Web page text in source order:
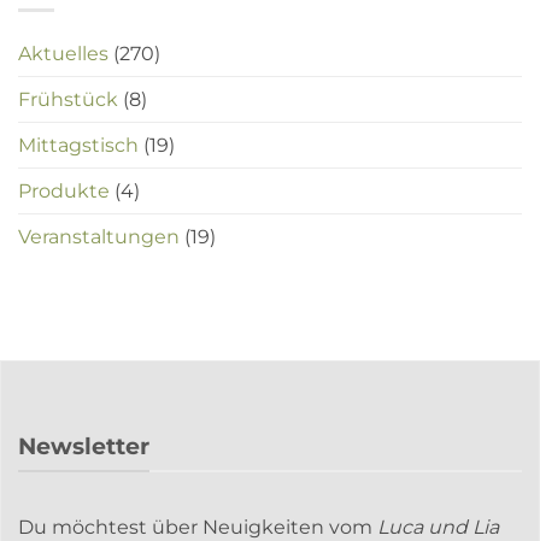
Aktuelles (270)
Frühstück (8)
Mittagstisch (19)
Produkte (4)
Veranstaltungen (19)
Newsletter
Du möchtest über Neuigkeiten vom Luca und Lia